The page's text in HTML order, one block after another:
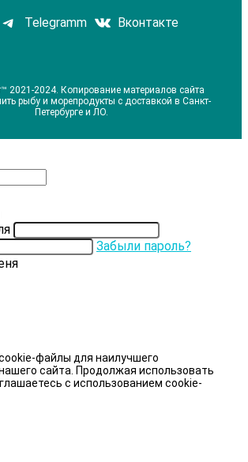
Telegramm Вконтакте
2021-2024. Копирование материалов сайта
рыбу и морепродукты с доставкой в Санкт-
Петербурге и ЛО.
Забыли пароль?
файлы для наилучшего
сайта. Продолжая использовать
с использованием cookie-